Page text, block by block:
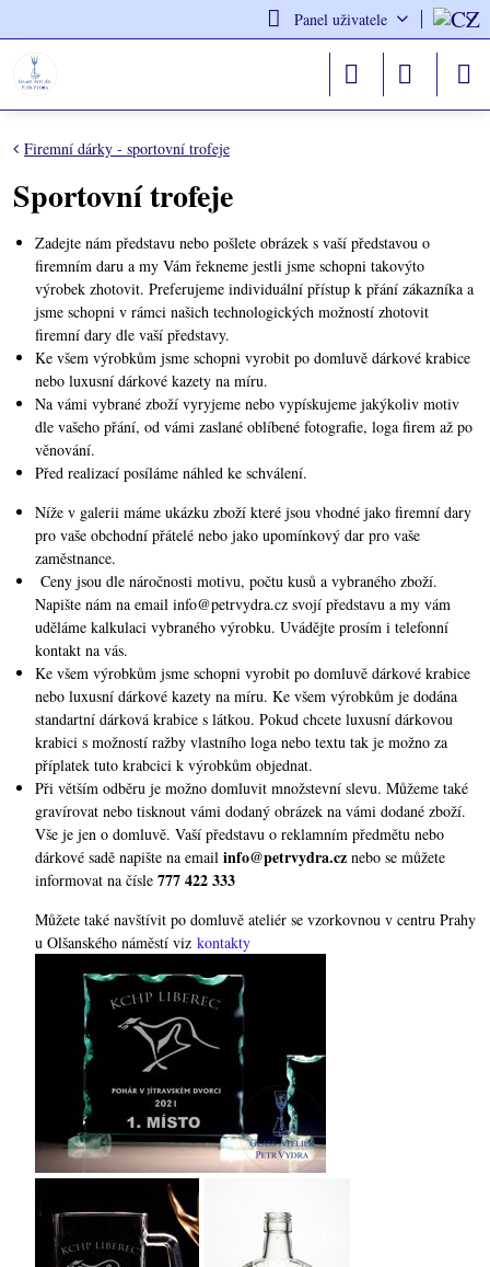
Panel uživatele
Firemní dárky - sportovní trofeje
Sportovní trofeje
Zadejte nám představu nebo pošlete obrázek s vaší představou o
firemním daru a my Vám řekneme jestli jsme schopni takovýto
výrobek zhotovit. Preferujeme individuální přístup k přání zákazníka a
jsme schopni v rámci našich technologických možností zhotovit
firemní dary dle vaší představy.
Ke všem výrobkům jsme schopni vyrobit po domluvě dárkové krabice
nebo luxusní dárkové kazety na míru.
Na vámi vybrané zboží vyryjeme nebo vypískujeme jakýkoliv motiv
dle vašeho přání, od vámi zaslané oblíbené fotografie, loga firem až po
věnování.
Před realizací posíláme náhled ke schválení.
Níže v galerii máme ukázku zboží které jsou vhodné jako firemní dary
pro vaše obchodní přátelé nebo jako upomínkový dar pro vaše
zaměstnance.
Ceny jsou dle náročnosti motivu, počtu kusů a vybraného zboží.
Napište nám na email info@petrvydra.cz svojí představu a my vám
uděláme kalkulaci vybraného výrobku. Uvádějte prosím i telefonní
kontakt na vás.
Ke všem výrobkům jsme schopni vyrobit po domluvě dárkové krabice
nebo luxusní dárkové kazety na míru. Ke všem výrobkům je dodána
standartní dárková krabice s látkou. Pokud chcete luxusní dárkovou
krabici s možností ražby vlastního loga nebo textu tak je možno za
příplatek tuto krabcici k výrobkům objednat.
Při větším odběru je možno domluvit množstevní slevu. Můžeme také
gravírovat nebo tisknout vámi dodaný obrázek na vámi dodané zboží.
Vše je jen o domluvě. Vaší představu o reklamním předmětu nebo
dárkové sadě napište na email info@petrvydra.cz nebo se můžete
informovat na čísle 777 422 333
Můžete také navštívit po domluvě ateliér se vzorkovnou v centru Prahy
u Olšanského náměstí viz kontakty